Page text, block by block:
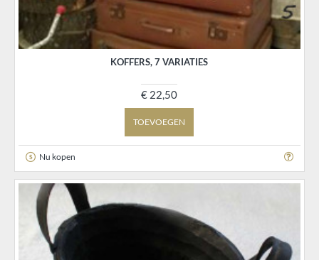
KOFFERS, 7 VARIATIES
€ 22,50
TOEVOEGEN
Nu kopen